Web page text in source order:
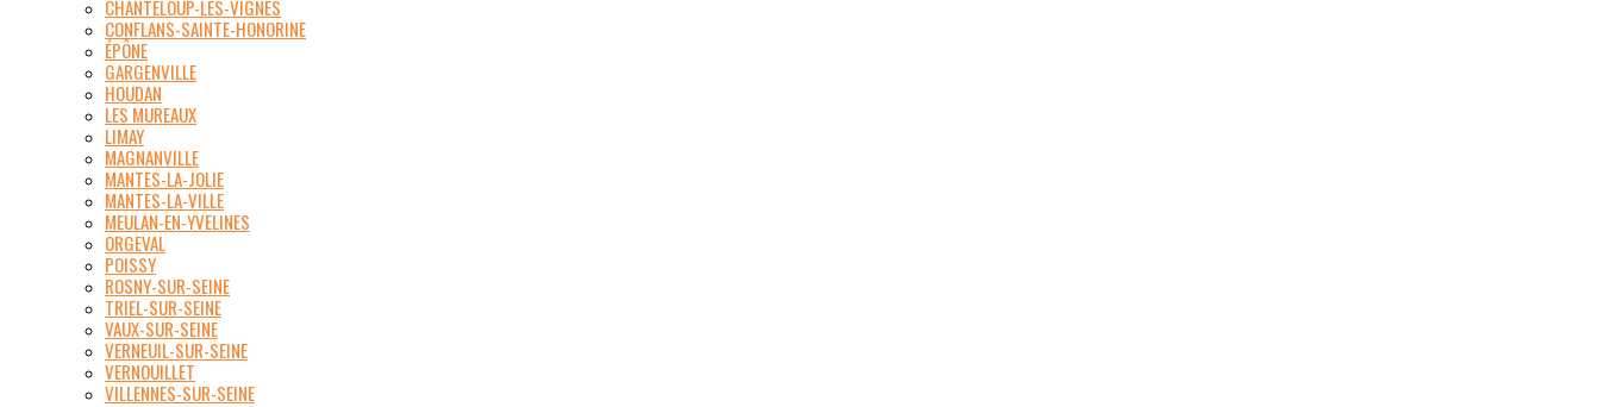
CHANTELOUP-LES-VIGNES
CONFLANS-SAINTE-HONORINE
ÉPÔNE
GARGENVILLE
HOUDAN
LES MUREAUX
LIMAY
MAGNANVILLE
MANTES-LA-JOLIE
MANTES-LA-VILLE
MEULAN-EN-YVELINES
ORGEVAL
POISSY
ROSNY-SUR-SEINE
TRIEL-SUR-SEINE
VAUX-SUR-SEINE
VERNEUIL-SUR-SEINE
VERNOUILLET
VILLENNES-SUR-SEINE